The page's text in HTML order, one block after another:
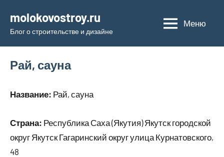
содержимому
molokovostroy.ru
Блог о строительстве и дизайне
Меню
Рай, сауна
Название: Рай, сауна
Страна: Республика Саха (Якутия) Якутск городской
округ Якутск Гагаринский округ улица Курнатовского,
48